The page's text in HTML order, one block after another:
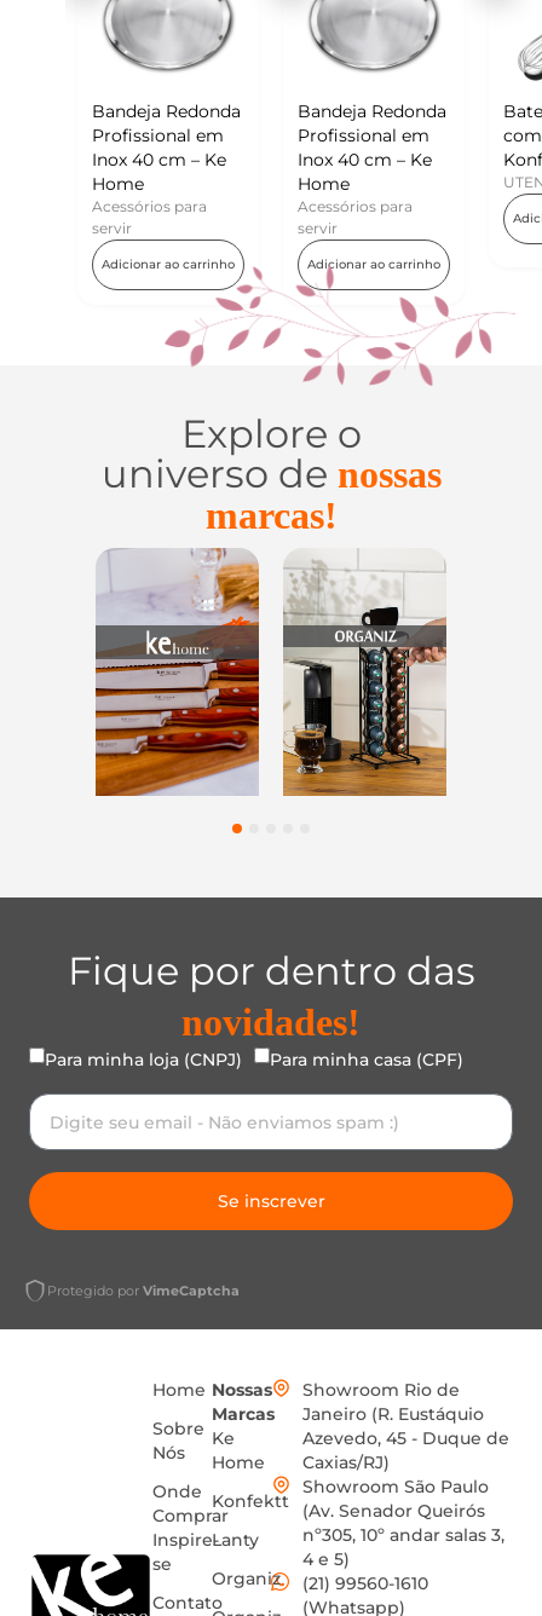
Bandeja Redonda
Profissional em
Inox 40 cm – Ke
Acessórios para
Adicionar ao carrinho
Batedor de Ovos
com Raspador –
Konfektt
Adicionar ao carrinho
Explore o
universo de nossas
marcas!
Utensílios do
Lar
Casa e
Organização
45
Fique por dentro das
novidades!
Para minha loja (CNPJ) Para minha casa (CPF)
Se inscrever
Protegido por VimeCaptcha
Home
Sobre
Nós
Onde
Comprar
Inspire-
se
Contato
Nossas
Marcas
Ke
Home
Konfektt
Lanty
Organiz
Showroom Rio de
Janeiro (R. Eustáquio
Azevedo, 45 - Duque de
Caxias/RJ)
Showroom São Paulo
(Av. Senador Queirós
nº305, 10º andar salas 3,
4 e 5)
(21) 99560-1610
(Whatsapp)